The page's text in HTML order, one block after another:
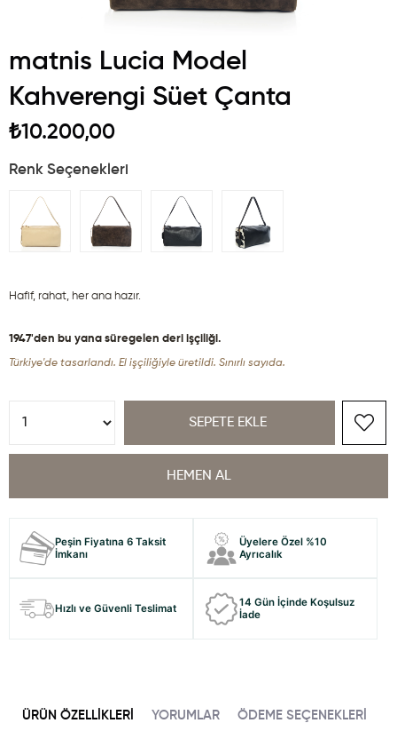
matnis Lucia Model
Kahverengi Süet Çanta
₺10.200,00
Renk Seçenekleri
Hafif, rahat, her ana hazır.
1947'den bu yana süregelen deri işçiliği.
Türkiye'de tasarlandı. El işçiliğiyle üretildi. Sınırlı sayıda.
Peşin Fiyatına 6 Taksit
İmkanı
Üyelere Özel %10
Ayrıcalık
Hızlı ve Güvenli Teslimat
14 Gün İçinde Koşulsuz
İade
ÜRÜN ÖZELLIKLERI YORUMLAR ÖDEME SEÇENEKLERI